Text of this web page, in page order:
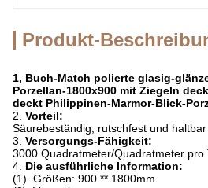
Produkt-
1, Buch-Match polierte glasig-
Porzellan-1800x900 mit Ziegeln
deckt Philippinen-Marmor-Blick-
2. Vorteil:
Säurebeständig, rutschfest und haltbar
3. Versorgungs-Fähigkeit:
3000 Quadratmeter/Quadratmeter pro
4. Die ausführliche Information:
(1). Größen: 900 ** 1800mm